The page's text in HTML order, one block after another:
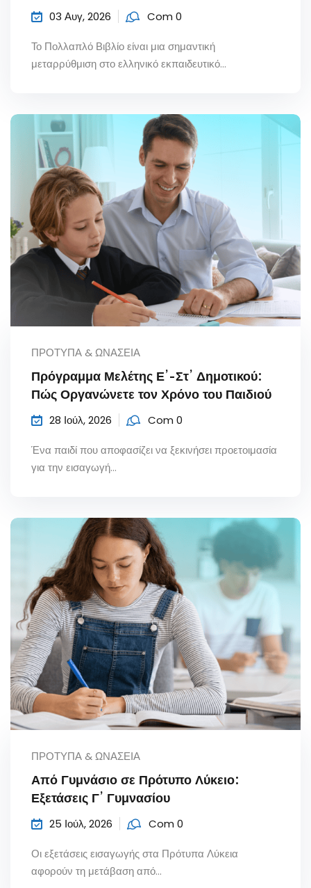
03 Αυγ, 2026 Com 0
Το Πολλαπλό Βιβλίο είναι μια σημαντική
μεταρρύθμιση στο ελληνικό εκπαιδευτικό...
ΠΡΌΤΥΠΑ & ΩΝΆΣΕΙΑ
Πρόγραμμα Μελέτης Ε’-Στ’ Δημοτικού:
Πώς Οργανώνετε τον Χρόνο του Παιδιού
28 Ιούλ, 2026 Com 0
Ένα παιδί που αποφασίζει να ξεκινήσει προετοιμασία
για την εισαγωγή...
ΠΡΌΤΥΠΑ & ΩΝΆΣΕΙΑ
Από Γυμνάσιο σε Πρότυπο Λύκειο:
Εξετάσεις Γ’ Γυμνασίου
25 Ιούλ, 2026 Com 0
Οι εξετάσεις εισαγωγής στα Πρότυπα Λύκεια
αφορούν τη μετάβαση από...